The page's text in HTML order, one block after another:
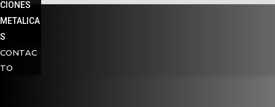
CIONES
METALICA
S
CONTAC
TO